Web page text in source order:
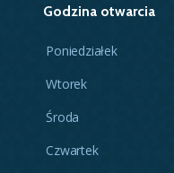
Godzina otwarcia
Poniedziałek
Wtorek
Środa
Czwartek